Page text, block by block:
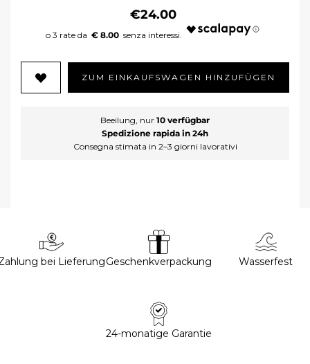
€24.00
€ 8.00
ZUM EINKAUFSWAGEN HINZUFÜGEN
Beeilung, nur 10 verfügbar
Spedizione rapida in 24h
Consegna stimata in 2–3 giorni lavorativi
bei LieferungGeschenkverpackung Wasserfest
24-monatige Garantie